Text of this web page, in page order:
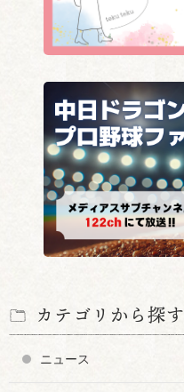
カテゴリから探す
ニュース